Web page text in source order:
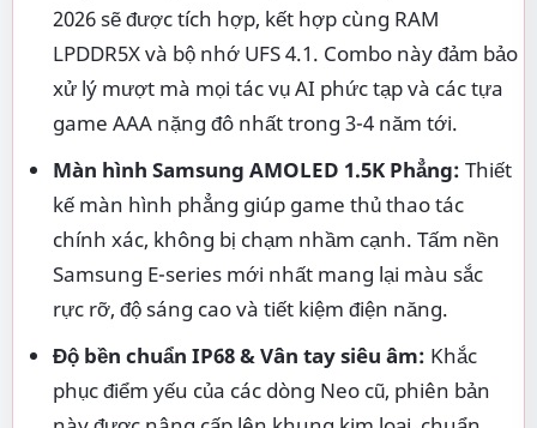
2026 sẽ được tích hợp, kết hợp cùng RAM
LPDDR5X và bộ nhớ UFS 4.1. Combo này đảm bảo
xử lý mượt mà mọi tác vụ AI phức tạp và các tựa
game AAA nặng đô nhất trong 3-4 năm tới.
Màn hình Samsung AMOLED 1.5K Phẳng: Thiết
kế màn hình phẳng giúp game thủ thao tác
chính xác, không bị chạm nhầm cạnh. Tấm nền
Samsung E-series mới nhất mang lại màu sắc
rực rỡ, độ sáng cao và tiết kiệm điện năng.
Độ bền chuẩn IP68 & Vân tay siêu âm: Khắc
phục điểm yếu của các dòng Neo cũ, phiên bản